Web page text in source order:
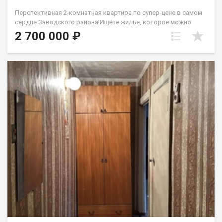
Перспективная 2-комнатная квартира по супер-цене в самом
сердце Заводского района!Ищете жилье, которое можно
полностью обустроить под себя, не переплачивая за чужой
сомнительный ремонт? Эта квартира по адресу ул.
идей и одна из самых выгодных инвестиций на рынке
недвижимости!Главные преимущества квартиры:Комфортный
2 этаж — идеальная и самая востребованная высота, не
зависящая от работы лифта.Застекленный балкон —
надежная защита от непогоды и готовое пространство для
зоны отдыха или хранения. Раздельный санузел —
максимальное удобство для комфортных утренних сборов
всей семьи. Состояние «под ремонт» — полная свобода в
выборе материалов, цветов и будущей планировки.Низкая
цена — вы покупаете квадратные метры, а не чужие обои,
существенно экономя бюджет.Развитая инфраструктура в
шаговой доступности:Дом расположен в тихом, зеленом
микрорайоне с образцовой планировкой — все социально
важные объекты находятся буквально во дворе.Школы для
детей: в 5 минутах ходьбы расположена средняя
общеобразовательная школа № 81, а в 10 минутах —
знаменитый лицей № 35 с профильным обучением. Детские
2 700 000 ₽